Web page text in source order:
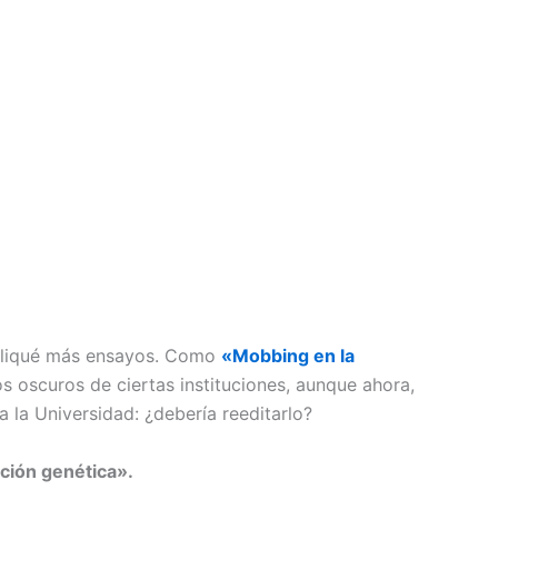
más ensayos. Como «Mobbing en la
oscuros de ciertas instituciones, aunque ahora,
la Universidad: ¿debería reeditarlo?
genética».